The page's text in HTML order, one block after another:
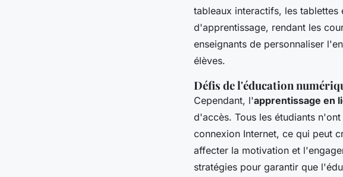
tableaux interactifs, les
d'apprentissage, rendant les
enseignants de personnaliser
élèves.
Défis de l'éducation
Cependant, l'apprentissage en
d'accès. Tous les étudiants
connexion Internet, ce qui peut
affecter la motivation et
stratégies pour garantir que